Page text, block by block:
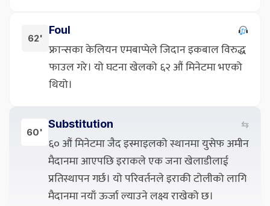
62'
Foul
फ्रान्सका केलियन एमबाप्पेले जिदान इकबाल विरुद्ध
फाउल गरे। यो घटना खेलको ६२ औं मिनेटमा भएको
थियो।
60'
Substitution ⇆
६० औं मिनेटमा जैद इस्माइलको स्थानमा युसेफ अमीन
मैदानमा आएपछि इराकले एक जना खेलाडीलाई
प्रतिस्थापन गर्छ। यो परिवर्तनले इराकी टोलीको लागि
मैदानमा नयाँ ऊर्जा ल्याउने लक्ष्य राखेको छ।